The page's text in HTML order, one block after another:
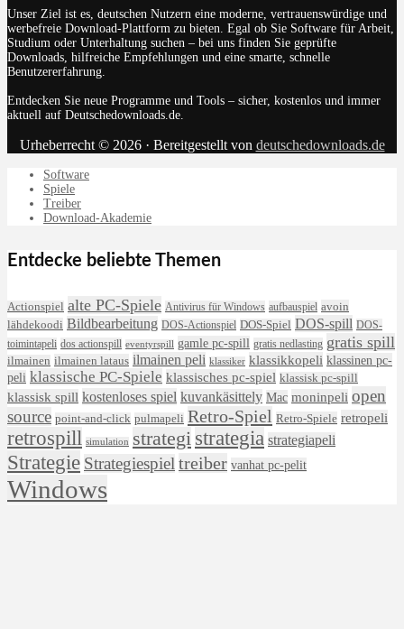
Unser Ziel ist es, deutschen Nutzern eine moderne, vertrauenswürdige und
werbefreie Download-Plattform zu bieten. Egal ob Sie Software für Arbeit,
Studium oder Unterhaltung suchen – bei uns finden Sie geprüfte
Downloads, hilfreiche Empfehlungen und eine smarte, schnelle
Benutzererfahrung.
Entdecken Sie neue Programme und Tools – sicher, kostenlos und immer
aktuell auf Deutschedownloads.de.
Urheberrecht © 2026 · Bereitgestellt von deutschedownloads.de
Software
Spiele
Treiber
Download-Akademie
Entdecke beliebte Themen
Actionspiel alte PC-Spiele Antivirus für Windows aufbauspiel avoin
lähdekoodi Bildbearbeitung DOS-Actionspiel DOS-Spiel DOS-spill DOS-
toimintapeli dos actionspill eventyrspill gamle pc-spill gratis nedlasting gratis spill
ilmainen ilmainen lataus ilmainen peli klassiker klassikkopeli klassinen pc-
peli klassische PC-Spiele klassisches pc-spiel klassisk pc-spill
klassisk spill kostenloses spiel kuvankäsittely Mac moninpeli open
source point-and-click pulmapeli Retro-Spiel Retro-Spiele retropeli
retrospill simulation strategi strategia strategiapeli
Strategie Strategiespiel treiber vanhat pc-pelit
Windows